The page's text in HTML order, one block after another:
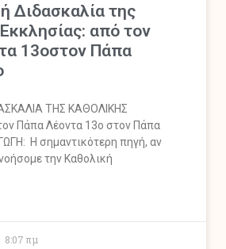
Διδασκαλία της
από τον
13οστον Πάπα
ΤΗΣ ΚΑΘΟΛΙΚΗΣ
Πάπα Λέοντα 13ο στον Πάπα
Η σημαντικότερη πηγή, αν
την Καθολική
8:07 πμ